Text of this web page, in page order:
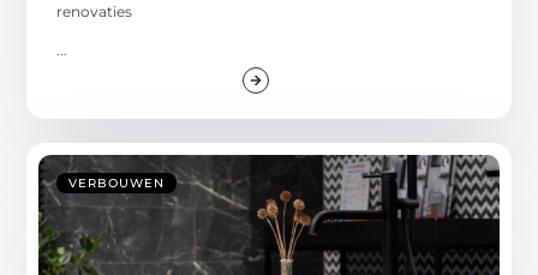
renovaties
...
VERBOUWEN